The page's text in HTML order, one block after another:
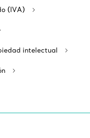
(IVA)
intelectual